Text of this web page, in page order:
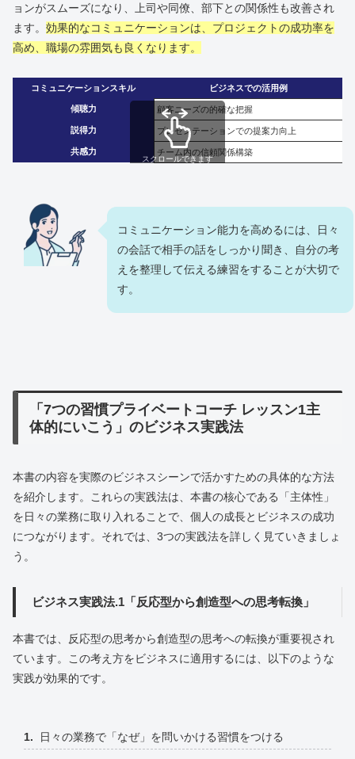
ョンがスムーズになり、上司や同僚、部下との関係性も改善され
ます。 効果的なコミュニケーションは、プロジェクトの成功率を
高め、職場の雰囲気も良くなります。
コミュニケーションスキル ビジネスでの活用例
傾聴力 顧客ニーズの的確な把握
説得力 プレゼンテーションでの提案力向上
共感力 チーム内の信頼関係構築
スクロールできます
コミュニケーション能力を高めるには、日々
の会話で相手の話をしっかり聞き、自分の考
えを整理して伝える練習をすることが大切で
す。
「7つの習慣プライベートコーチ レッスン1主
体的にいこう」のビジネス実践法
本書の内容を実際のビジネスシーンで活かすための具体的な方法
を紹介します。これらの実践法は、本書の核心である「主体性」
を日々の業務に取り入れることで、個人の成長とビジネスの成功
につながります。それでは、3つの実践法を詳しく見ていきましょ
う。
ビジネス実践法.1「反応型から創造型への思考転換」
本書では、反応型の思考から創造型の思考への転換が重要視され
ています。この考え方をビジネスに適用するには、以下のような
実践が効果的です。
日々の業務で「なぜ」を問いかける習慣をつける